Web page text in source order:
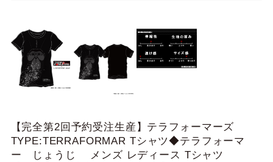
【完全第2回予約受注生産】テラフォーマーズ
TYPE:TERRAFORMAR Tシャツ◆テラフォーマ
ー じょうじ メンズ レディース Tシャツ